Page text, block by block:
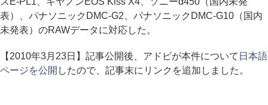
表）、パナソニックDMC-G2、パナソニックDMC-G10（国内
未発表）のRAWデータに対応した。
【2010年3月23日】記事公開後、アドビが本件について 日本語
ページを公開 したので、記事末にリンクを追加しました。